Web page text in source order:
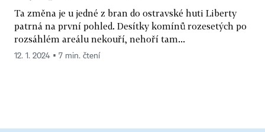
Ta změna je u jedné z bran do ostravské huti Liberty
patrná na první pohled. Desítky komínů rozesetých po
rozsáhlém areálu nekouří, nehoří tam...
12. 1. 2024 ▪ 7 min. čtení